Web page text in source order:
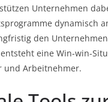
Unternehmen
dynamisch
den
eine Win-win-
und Arbeitnehmer.